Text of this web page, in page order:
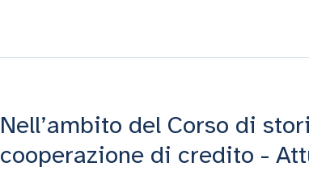
Nell’ambito del Corso di
cooperazione di credito -